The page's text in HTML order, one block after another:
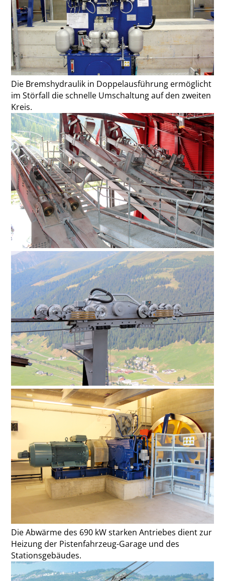
Die Bremshydraulik in Doppelausführung ermöglicht
im Störfall die schnelle Umschaltung auf den zweiten
Kreis.
Die Abwärme des 690 kW starken Antriebes dient zur
Heizung der Pistenfahrzeug-Garage und des
Stationsgebäudes.